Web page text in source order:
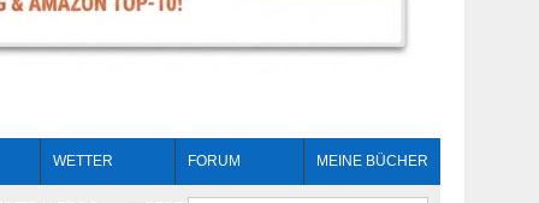
WETTER FORUM MEINE BÜCHER